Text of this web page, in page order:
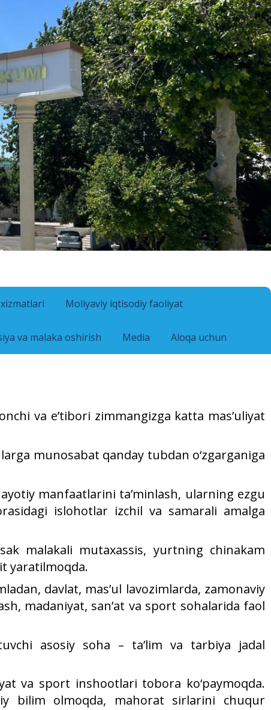
Moliyaviy iqtisodiy faoliyat
va malaka oshirish Media Aloqa uchun
va e’tibori zimmangizga katta mas’uliyat
munosabat qanday tubdan o‘zgarganiga
manfaatlarini ta’minlash, ularning ezgu
islohotlar izchil va samarali amalga
malakali mutaxassis, yurtning chinakam
yaratilmoqda.
davlat, mas’ul lavozimlarda, zamonaviy
madaniyat, san’at va sport sohalarida faol
asosiy soha – ta’lim va tarbiya jadal
va sport inshootlari tobora ko‘paymoqda.
bilim olmoqda, mahorat sirlarini chuqur